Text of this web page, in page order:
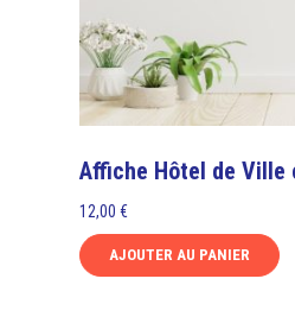
Affiche Hôtel de Ville
12,00€
AJOUTER AU PANIER